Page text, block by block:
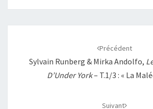
Précédent
Sylvain Runberg & Mirka Andolfo,
D’Under York– T.1/3 : « La
Suivant